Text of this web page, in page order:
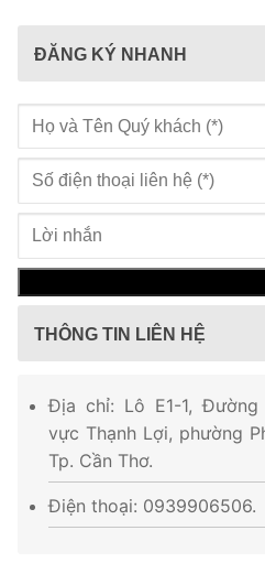
ĐĂNG KÝ NHANH
THÔNG TIN LIÊN HỆ
Địa chỉ: Lô E1-1, Đường
vực Thạnh Lợi, phường
Tp. Cần Thơ.
Điện thoại: 0939906506.